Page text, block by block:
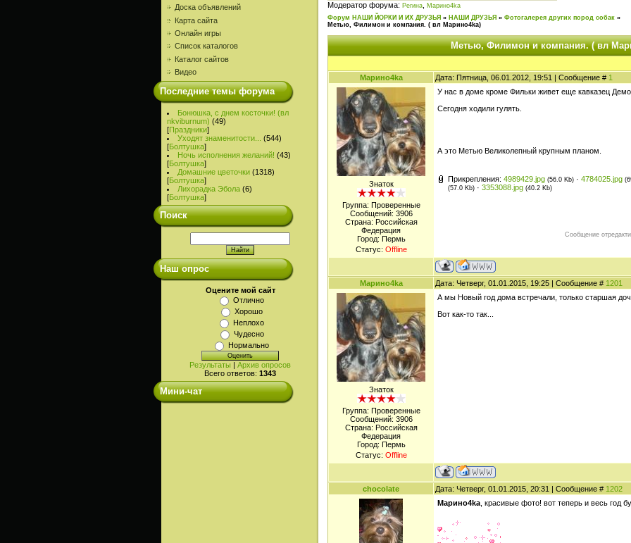
Доска объявлений
Карта сайта
Онлайн игры
Список каталогов
Каталог сайтов
Видео
Последние темы форума
Бонюшка, с днем косточки! (вл
nkviburnum) (49)
[Праздники]
Уходят знаменитости...
(544)
[Болтушка]
Ночь исполнения желаний! (43)
[Болтушка]
Домашние цветочки (1318)
[Болтушка]
Лихорадка Эбола (6)
[Болтушка]
Поиск
Наш опрос
Оцените мой сайт
Отлично
Хорошо
Неплохо
Чудесно
Нормально
Результаты | Архив опросов
Всего ответов: 1343
Мини-чат
Модератор форума: Регина
Марино4kа
Форум НАШИ ЙОРКИ И ИХ ДРУЗЬЯ » НАШИ ДРУЗЬЯ » Фотогалерея других пород собак »
Метью, Филимон и компания. ( вл Марино4kа)
Метью, Филимон и компания. ( вл
Марино4kа Дата: Пятница, 06.01.2012, 19:51 | Сообщение # 1
Знаток
Группа: Проверенные
Сообщений: 3906
Страна: Российская
Федерация
Город: Пермь
Статус: Offline
У нас в доме кроме Фильки живет еще кавказец
Сегодня ходили гулять.
А это Метью Великолепный крупным планом.
Прикрепления: 4989429.jpg (56.0 Kb) · 4784025.jpg
(57.0 Kb) · 3353088.jpg (40.2 Kb)
Сообщение
Марино4kа Дата: Четверг, 01.01.2015, 19:25 | Сообщение # 1201
Знаток
Группа: Проверенные
Сообщений: 3906
Страна: Российская
Федерация
Город: Пермь
Статус: Offline
А мы Новый год дома встречали, только старшая
Вот как-то так...
chocolate Дата: Четверг, 01.01.2015, 20:31 | Сообщение # 1202
Марино4kа , красивые фото! вот теперь и весь год